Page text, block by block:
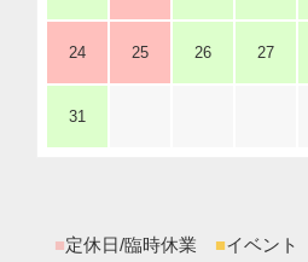
24 25 26 27
31
■定休日/臨時休業 ■イベント